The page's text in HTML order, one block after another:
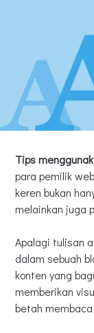
Tips
para pemilik
keren bukan
melainkan juga
Apalagi tulisan
dalam sebuah
konten yang
memberikan
betah